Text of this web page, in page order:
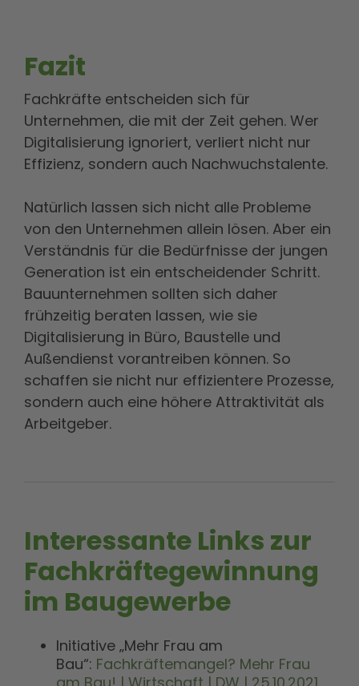
Fazit
Fachkräfte entscheiden sich für
Unternehmen, die mit der Zeit gehen. Wer
Digitalisierung ignoriert, verliert nicht nur
Effizienz, sondern auch Nachwuchstalente.
Natürlich lassen sich nicht alle Probleme
von den Unternehmen allein lösen. Aber ein
Verständnis für die Bedürfnisse der jungen
Generation ist ein entscheidender Schritt.
Bauunternehmen sollten sich daher
frühzeitig beraten lassen, wie sie
Digitalisierung in Büro, Baustelle und
Außendienst vorantreiben können. So
schaffen sie nicht nur effizientere Prozesse,
sondern auch eine höhere Attraktivität als
Arbeitgeber.
Interessante Links zur
Fachkräftegewinnung
im Baugewerbe
Initiative „Mehr Frau am
Bau“: Fachkräftemangel? Mehr Frau